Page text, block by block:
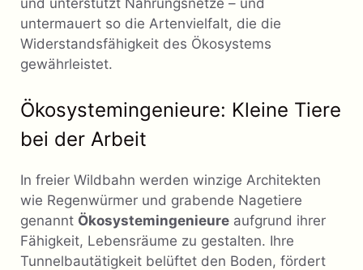
und unterstützt Nahrungsnetze – und
untermauert so die Artenvielfalt, die die
Widerstandsfähigkeit des Ökosystems
gewährleistet.
Ökosystemingenieure: Kleine Tiere
bei der Arbeit
In freier Wildbahn werden winzige Architekten
wie Regenwürmer und grabende Nagetiere
genannt Ökosystemingenieure aufgrund ihrer
Fähigkeit, Lebensräume zu gestalten. Ihre
Tunnelbautätigkeit belüftet den Boden, fördert